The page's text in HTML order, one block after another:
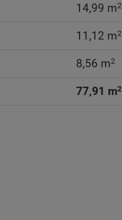
14,99 m2
11,12 m2
8,56 m2
77,91 m2